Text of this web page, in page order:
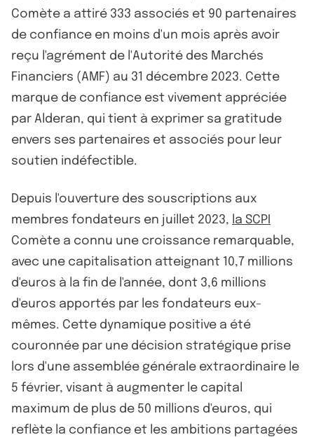
Comète a attiré 333 associés et 90 partenaires
de confiance en moins d'un mois après avoir
reçu l'agrément de l'Autorité des Marchés
Financiers (AMF) au 31 décembre 2023. Cette
marque de confiance est vivement appréciée
par Alderan, qui tient à exprimer sa gratitude
envers ses partenaires et associés pour leur
soutien indéfectible.
Depuis l'ouverture des souscriptions aux
membres fondateurs en juillet 2023, la SCPI
Comète a connu une croissance remarquable,
avec une capitalisation atteignant 10,7 millions
d'euros à la fin de l'année, dont 3,6 millions
d'euros apportés par les fondateurs eux-
mêmes. Cette dynamique positive a été
couronnée par une décision stratégique prise
lors d'une assemblée générale extraordinaire le
5 février, visant à augmenter le capital
maximum de plus de 50 millions d'euros, qui
reflète la confiance et les ambitions partagées